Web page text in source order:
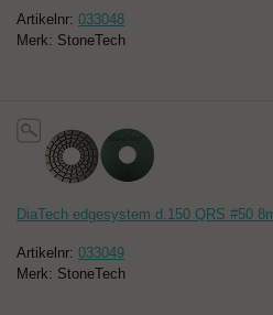
Artikelnr: 033048
Merk: StoneTech
DiaTech edgesystem d.150 QRS #50
Artikelnr: 033049
Merk: StoneTech